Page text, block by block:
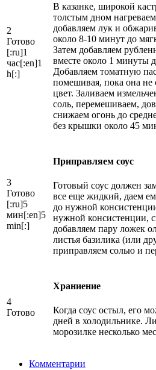
2
Готово
[:ru]1
час[:en]1
h[:]
В казанке, широкой
толстым дном
добавляем лук и
около 8-10 минут до
Затем добавляем
вместе около 1 минуты
Добавляем томатную
помешивая, пока она не
цвет. Заливаем
соль, перемешиваем,
снижаем огонь до
без крышки около 45
3
Готово
[:ru]5
мин[:en]5
min[:]
Приправляем соус
Готовый соус должен
все еще жидкий, даем
до нужной
нужной консистенции,
добавляем пару ложек
листья базилика (или
приправляем солью и
4
Готово
Храниение
Когда соус остыл, его
дней в холодильнике.
морозилке несколько
Комментарии